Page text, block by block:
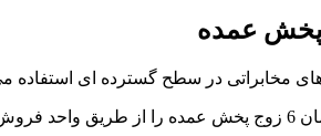
مخابراتی در سطح گسترده ای استفاده